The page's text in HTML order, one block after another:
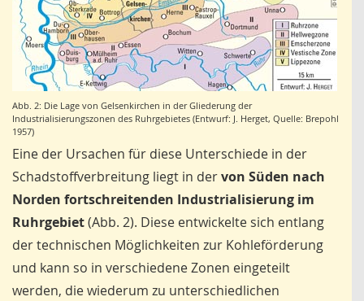
Abb. 2: Die Lage von Gelsenkirchen in der Gliederung der
Industrialisierungszonen des Ruhrgebietes (Entwurf: J. Herget, Quelle: Brepohl
1957)
Eine der Ursachen für diese Unterschiede in der
Schadstoffverbreitung liegt in dervon Süden nach
Norden fortschreitenden Industrialisierung im
Ruhrgebiet(Abb. 2). Diese entwickelte sich entlang
der technischen Möglichkeiten zur Kohleförderung
und kann so in verschiedene Zonen eingeteilt
werden, die wiederum zu unterschiedlichen